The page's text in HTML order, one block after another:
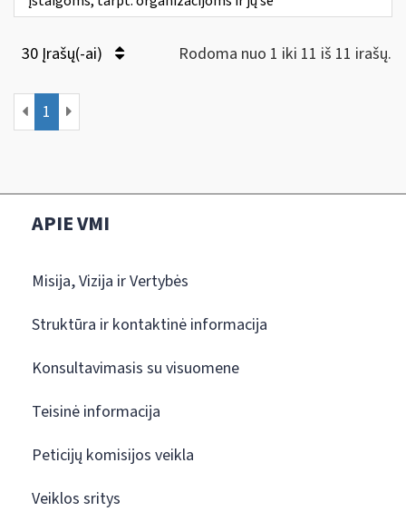
30 Įrašų(-ai) Rodoma nuo 1 iki 11 iš 11 irašų.
1
APIE VMI
Misija, Vizija ir Vertybės
Struktūra ir kontaktinė informacija
Konsultavimasis su visuomene
Teisinė informacija
Peticijų komisijos veikla
Veiklos sritys